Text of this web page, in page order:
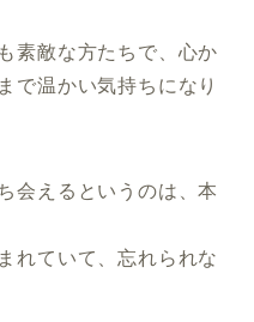
素敵な方たちで、心か
で温かい気持ちになり
会えるというのは、本
れていて、忘れられな